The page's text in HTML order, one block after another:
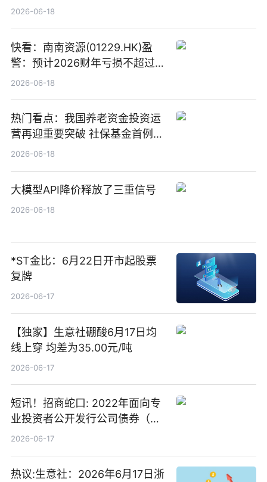
“量质并重”
2026-06-18
快看：南南资源(01229.HK)盈
警：预计2026财年亏损不超过
1000万港元
2026-06-18
热门看点：我国养老资金投资运
营再迎重要突破 社保基金首例期
货账户完成开立
2026-06-18
大模型API降价释放了三重信号
2026-06-18
*ST金比：6月22日开市起股票
复牌
2026-06-17
【独家】生意社硼酸6月17日均
线上穿 均差为35.00元/吨
2026-06-17
短讯！招商蛇口: 2022年面向专
业投资者公开发行公司债券（第
二期）（品种二）2026年付息公
2026-06-17
热议:生意社：2026年6月17日浙